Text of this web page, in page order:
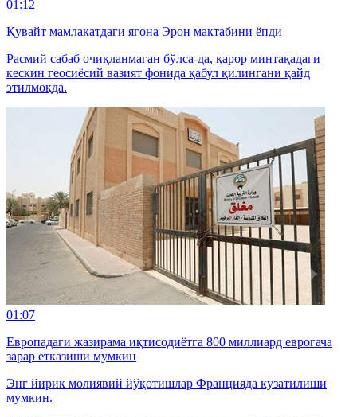
01:12
Қувайт мамлакатдаги ягона Эрон мактабини ёпди
Расмий сабаб очиқланмаган бўлса-да, қарор минтақадаги
кескин геосиёсий вазият фонида қабул қилингани қайд
этилмоқда.
01:07
Европадаги жазирама иқтисодиётга 800 миллиард еврогача
зарар етказиши мумкин
Энг йирик молиявий йўқотишлар Францияда кузатилиши
мумкин.